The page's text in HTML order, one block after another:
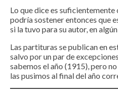
Lo que dice es suficientemente
podría sostener entonces que
si la tuvo para su autor, en
Las partituras se publican en
salvo por un par de
sabemos el año (1915), pero
las pusimos al final del año